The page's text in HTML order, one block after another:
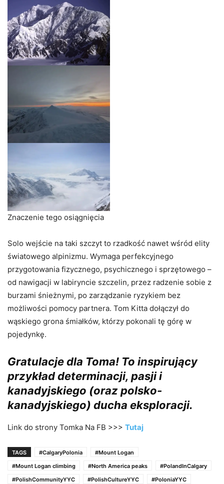
Znaczenie tego osiągnięcia
Solo wejście na taki szczyt to rzadkość nawet wśród elity
światowego alpinizmu. Wymaga perfekcyjnego
przygotowania fizycznego, psychicznego i sprzętowego –
od nawigacji w labiryncie szczelin, przez radzenie sobie z
burzami śnieżnymi, po zarządzanie ryzykiem bez
możliwości pomocy partnera. Tom Kitta dołączył do
wąskiego grona śmiałków, którzy pokonali tę górę w
pojedynkę.
Gratulacje dla Toma! To inspirujący
przykład determinacji, pasji i
kanadyjskiego (oraz polsko-
kanadyjskiego) ducha eksploracji.
Link do strony Tomka Na FB >>> Tutaj
TAGS #CalgaryPolonia
#Mount Logan
#Mount Logan climbing
#North America peaks
#PolandInCalgary
#PolishCommunityYYC
#PolishCultureYYC
#PoloniaYYC